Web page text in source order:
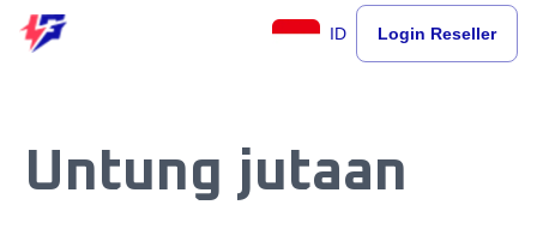
ID Login Reseller
Untung jutaan